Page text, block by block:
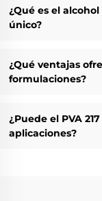
¿Qué es el
único?
¿Qué ventajas
formulaciones?
¿Puede el PVA
aplicaciones?